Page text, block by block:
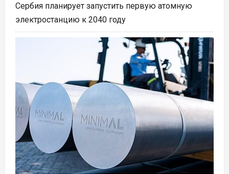
Сербия планирует запустить первую атомную
электростанцию к 2040 году